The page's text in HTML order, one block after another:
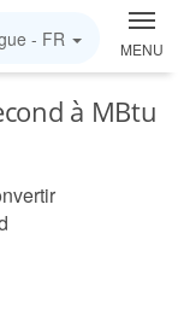
MENU
- FR
à MBtu